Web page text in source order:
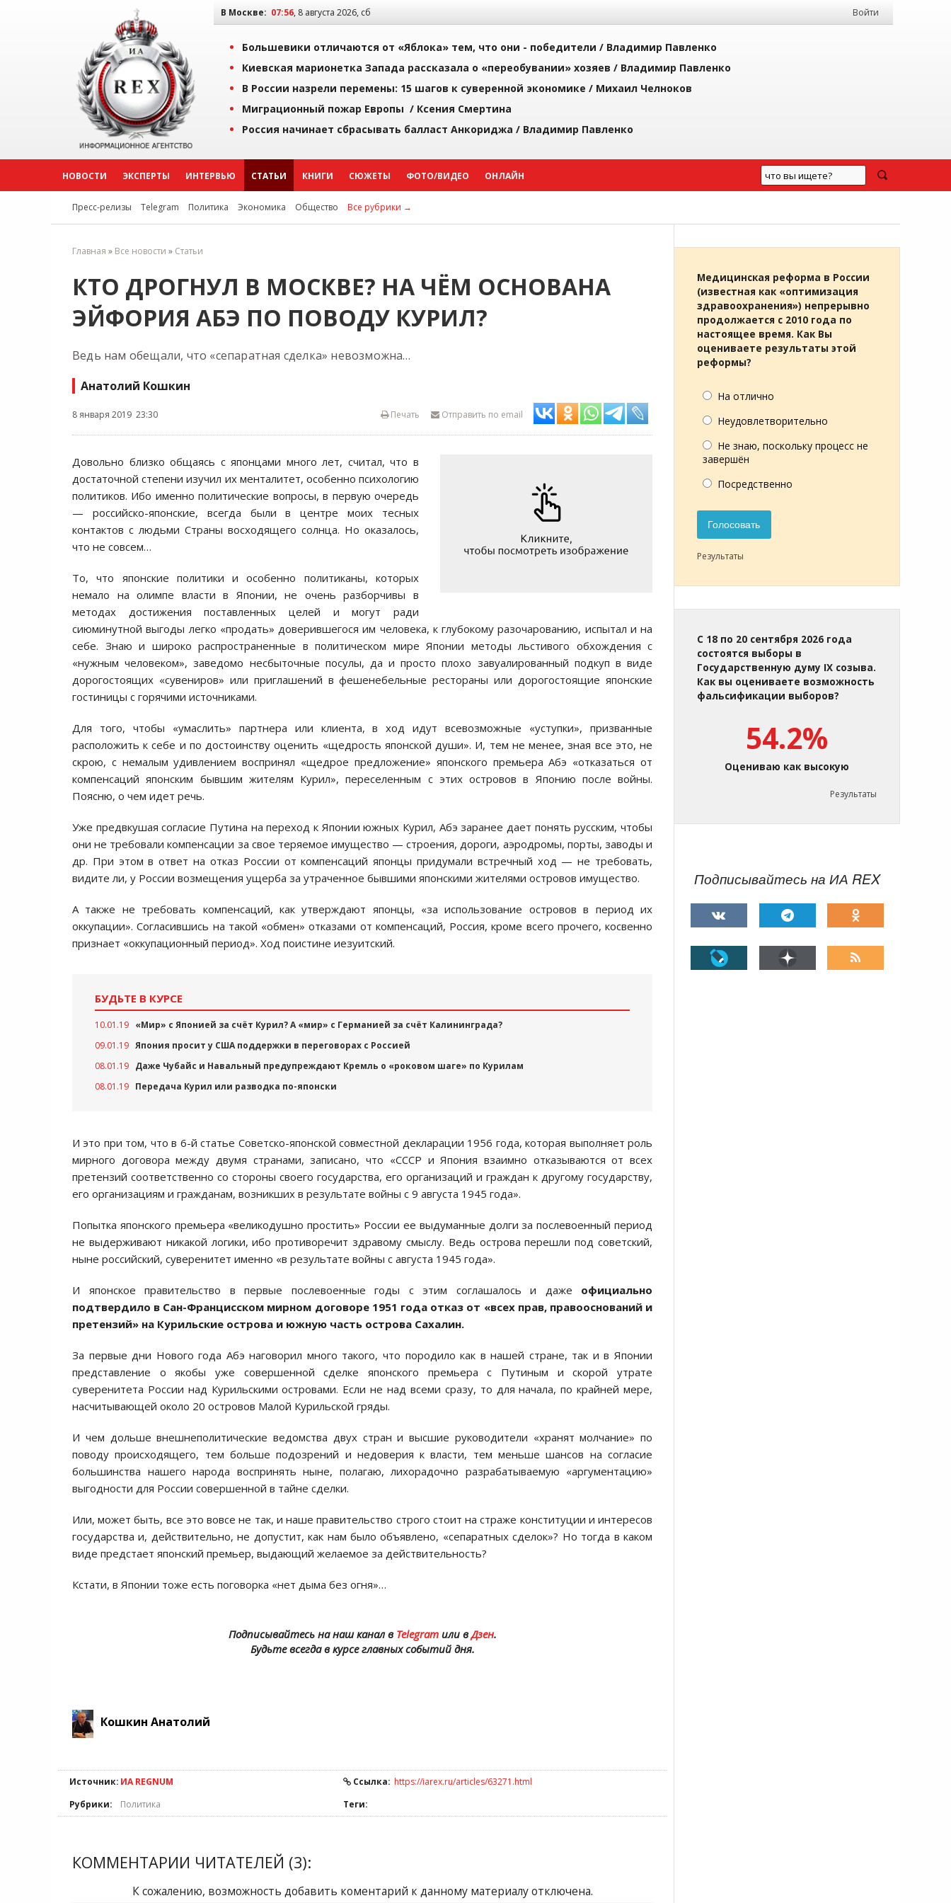
В Москве: 07:56, 8 августа 2026, сб Войти
Большевики отличаются от «Яблока» тем, что они - победители / Владимир Павленко
Киевская марионетка Запада рассказала о «переобувании» хозяев / Владимир Павленко
В России назрели перемены: 15 шагов к суверенной экономике / Михаил Челноков
Миграционный пожар Европы / Ксения Смертина
Россия начинает сбрасывать балласт Анкориджа / Владимир Павленко
НОВОСТИ ЭКСПЕРТЫ ИНТЕРВЬЮ СТАТЬИ КНИГИ СЮЖЕТЫ ФОТО/ВИДЕО ОНЛАЙН
Пресс-релизы Telegram Политика Экономика Общество Все рубрики →
Главная » Все новости » Статьи
КТО ДРОГНУЛ В МОСКВЕ? НА ЧЁМ ОСНОВАНА
ЭЙФОРИЯ АБЭ ПО ПОВОДУ КУРИЛ?
Ведь нам обещали, что «сепаратная сделка» невозможна…
Анатолий Кошкин
8 января 2019 23:30 Отправить по email
Печать
Довольно близко общаясь с японцами много лет, считал, что в
достаточной степени изучил их менталитет, особенно психологию
политиков. Ибо именно политические вопросы, в первую очередь
— российско-японские, всегда были в центре моих тесных
контактов с людьми Страны восходящего солнца. Но оказалось,
что не совсем…
То, что японские политики и особенно политиканы, которых
немало на олимпе власти в Японии, не очень разборчивы в
методах достижения поставленных целей и могут ради
сиюминутной выгоды легко «продать» доверившегося им человека, к глубокому разочарованию, испытал и на
себе. Знаю и широко распространенные в политическом мире Японии методы льстивого обхождения с
«нужным человеком», заведомо несбыточные посулы, да и просто плохо завуалированный подкуп в виде
дорогостоящих «сувениров» или приглашений в фешенебельные рестораны или дорогостоящие японские
гостиницы с горячими источниками.
Для того, чтобы «умаслить» партнера или клиента, в ход идут всевозможные «уступки», призванные
расположить к себе и по достоинству оценить «щедрость японской души». И, тем не менее, зная все это, не
скрою, с немалым удивлением воспринял «щедрое предложение» японского премьера Абэ «отказаться от
компенсаций японским бывшим жителям Курил», переселенным с этих островов в Японию после войны.
Поясню, о чем идет речь.
Уже предвкушая согласие Путина на переход к Японии южных Курил, Абэ заранее дает понять русским, чтобы
они не требовали компенсации за свое теряемое имущество — строения, дороги, аэродромы, порты, заводы и
др. При этом в ответ на отказ России от компенсаций японцы придумали встречный ход — не требовать,
видите ли, у России возмещения ущерба за утраченное бывшими японскими жителями островов имущество.
А также не требовать компенсаций, как утверждают японцы, «за использование островов в период их
оккупации». Согласившись на такой «обмен» отказами от компенсаций, Россия, кроме всего прочего, косвенно
признает «оккупационный период». Ход поистине иезуитский.
БУДЬТЕ В КУРСЕ
10.01.19 «Мир» с Японией за счёт Курил? А «мир» с Германией за счёт Калининграда?
09.01.19 Япония просит у США поддержки в переговорах с Россией
08.01.19 Даже Чубайс и Навальный предупреждают Кремль о «роковом шаге» по Курилам
08.01.19 Передача Курил или разводка по-японски
И это при том, что в 6-й статье Советско-японской совместной декларации 1956 года, которая выполняет роль
мирного договора между двумя странами, записано, что «СССР и Япония взаимно отказываются от всех
претензий соответственно со стороны своего государства, его организаций и граждан к другому государству,
его организациям и гражданам, возникших в результате войны с 9 августа 1945 года».
Попытка японского премьера «великодушно простить» России ее выдуманные долги за послевоенный период
не выдерживают никакой логики, ибо противоречит здравому смыслу. Ведь острова перешли под советский,
ныне российский, суверенитет именно «в результате войны с августа 1945 года».
И японское правительство в первые послевоенные годы с этим соглашалось и даже официально
подтвердило в Сан-Францисском мирном договоре 1951 года отказ от «всех прав, правооснований и
претензий» на Курильские острова и южную часть острова Сахалин.
За первые дни Нового года Абэ наговорил много такого, что породило как в нашей стране, так и в Японии
представление о якобы уже совершенной сделке японского премьера с Путиным и скорой утрате
суверенитета России над Курильскими островами. Если не над всеми сразу, то для начала, по крайней мере,
насчитывающей около 20 островов Малой Курильской гряды.
И чем дольше внешнеполитические ведомства двух стран и высшие руководители «хранят молчание» по
поводу происходящего, тем больше подозрений и недоверия к власти, тем меньше шансов на согласие
большинства нашего народа воспринять ныне, полагаю, лихорадочно разрабатываемую «аргументацию»
выгодности для России совершенной в тайне сделки.
Или, может быть, все это вовсе не так, и наше правительство строго стоит на страже конституции и интересов
государства и, действительно, не допустит, как нам было объявлено, «сепаратных сделок»? Но тогда в каком
виде предстает японский премьер, выдающий желаемое за действительность?
Кстати, в Японии тоже есть поговорка «нет дыма без огня»…
Подписывайтесь на наш канал в Telegramили вДзен.
Будьте всегда в курсе главных событий дня.
Кошкин Анатолий
Источник: ИА REGNUM Ссылка: https://iarex.ru/articles/63271.html
Рубрики:
Политика Теги:
КОММЕНТАРИИ ЧИТАТЕЛЕЙ (3):
К сожалению, возможность добавить коментарий к данному материалу отключена.
Медицинская реформа в России
(известная как «оптимизация
здравоохранения») непрерывно
продолжается с 2010 года по
настоящее время. Как Вы
оцениваете результаты этой
реформы?
На отлично
Неудовлетворительно
Не знаю, поскольку процесс не
завершён
Посредственно
Голосовать
Результаты
С 18 по 20 сентября 2026 года
состоятся выборы в
Государственную думу IX созыва.
Как вы оцениваете возможность
фальсификации выборов?
54.2%
Оцениваю как высокую
Результаты
Подписывайтесь на ИА REX